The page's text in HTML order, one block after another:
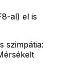
al) el is
szimpátia: